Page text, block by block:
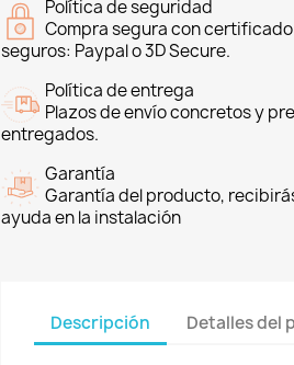
Política de seguridad
Compra segura con
seguros: Paypal o 3D Secure.
Política de entrega
Plazos de envío concretos y
entregados.
Garantía
Garantía del producto,
ayuda en la instalación
Descripción Detalles del